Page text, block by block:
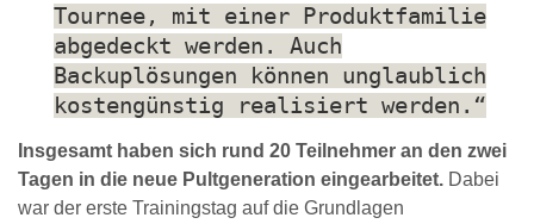
Tournee, mit einer Produktfamilie
abgedeckt werden. Auch
Backuplösungen können unglaublich
kostengünstig realisiert werden.“
Insgesamt haben sich rund 20 Teilnehmer an den zwei
Tagen in die neue Pultgeneration eingearbeitet. Dabei
war der erste Trainingstag auf die Grundlagen